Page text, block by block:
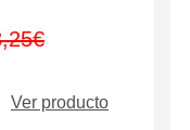
€
Ver producto